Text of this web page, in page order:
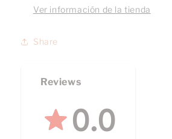
Ver información de la tienda
Share
Reviews
0.0